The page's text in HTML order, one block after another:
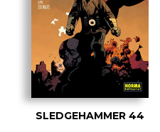
SLEDGEHAMMER 44